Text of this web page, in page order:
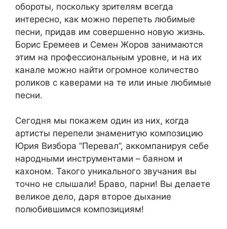
обороты, поскольку зрителям всегда
интересно, как можно перепеть любимые
песни, придав им совершенно новую жизнь.
Борис Еремеев и Семен Жоров занимаются
этим на профессиональным уровне, и на их
канале можно найти огромное количество
роликов с каверами на те или иные любимые
песни.
Сегодня мы покажем один из них, когда
артисты перепели знаменитую композицию
Юрия Визбора ”Перевал”, аккомпанируя себе
народными инструментами – баяном и
кахоном. Такого уникального звучания вы
точно не слышали! Браво, парни! Вы делаете
великое дело, даря второе дыхание
полюбившимся композициям!